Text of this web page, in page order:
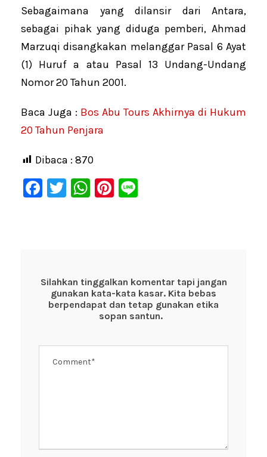
Sebagaimana yang dilansir dari Antara,
sebagai pihak yang diduga pemberi, Ahmad
Marzuqi disangkakan melanggar Pasal 6 Ayat
(1) Huruf a atau Pasal 13 Undang-Undang
Nomor 20 Tahun 2001.
Baca Juga : Bos Abu Tours Akhirnya di Hukum
20 Tahun Penjara
Dibaca : 870
F
o
o
T
W
p
p
Pi
Silahkan tinggalkan komentar tapi jangan
gunakan kata-kata kasar. Kita bebas
berpendapat dan tetap gunakan etika
sopan santun.